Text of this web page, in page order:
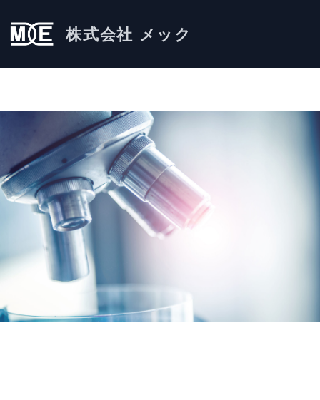
株式会社 メック